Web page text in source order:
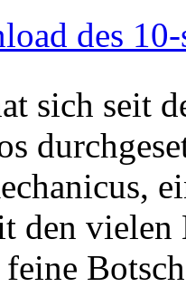
des
sich seit
den vielen